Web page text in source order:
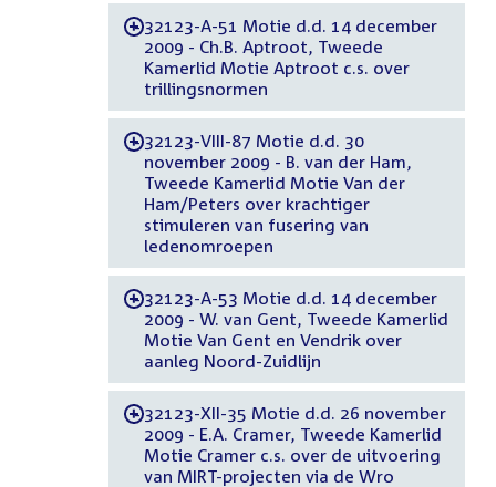
-32123-A-51 Motie d.d. 14 december
2009 - Ch.B. Aptroot, Tweede
Kamerlid Motie Aptroot c.s. over
trillingsnormen
-32123-VIII-87 Motie d.d. 30
november 2009 - B. van der Ham,
Tweede Kamerlid Motie Van der
Ham/Peters over krachtiger
stimuleren van fusering van
ledenomroepen
-32123-A-53 Motie d.d. 14 december
2009 - W. van Gent, Tweede Kamerlid
Motie Van Gent en Vendrik over
aanleg Noord-Zuidlijn
-32123-XII-35 Motie d.d. 26 november
2009 - E.A. Cramer, Tweede Kamerlid
Motie Cramer c.s. over de uitvoering
van MIRT-projecten via de Wro